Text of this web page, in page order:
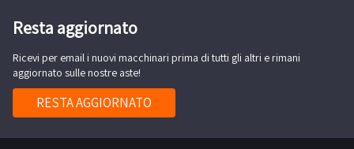
Resta aggiornato
Ricevi per email i nuovi macchinari prima di tutti gli altri e rimani
aggiornato sulle nostre aste!
RESTA AGGIORNATO